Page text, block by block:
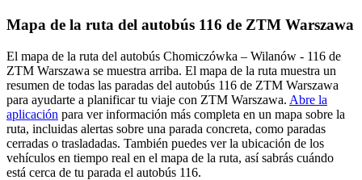
Mapa de la ruta del autobús 116 de ZTM Warszawa
El mapa de la ruta del autobús Chomiczówka – Wilanów - 116 de
ZTM Warszawa se muestra arriba. El mapa de la ruta muestra un
resumen de todas las paradas del autobús 116 de ZTM Warszawa
para ayudarte a planificar tu viaje con ZTM Warszawa. Abre la
aplicación para ver información más completa en un mapa sobre la
ruta, incluidas alertas sobre una parada concreta, como paradas
cerradas o trasladadas. También puedes ver la ubicación de los
vehículos en tiempo real en el mapa de la ruta, así sabrás cuándo
está cerca de tu parada el autobús 116.